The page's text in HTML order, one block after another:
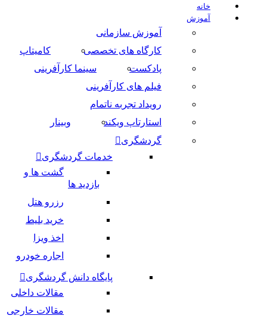
خانه
آموزش
آموزش سازمانی
کارگاه های تخصصی
کامیتاپ
پادکست
سینما کارآفرینی
فیلم های کارآفرینی
رویداد تجربه ناتمام
استارتاپ ویکند
وبینار
گردشگری
خدمات گردشگری
گشت ها و
بازدید ها
رزرو هتل
خرید بلیط
اخذ ویزا
اجاره خودرو
پایگاه دانش گردشگری
مقالات داخلی
مقالات خارجی